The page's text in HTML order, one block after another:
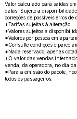
Valor calculado para saídas
datas. Sujeito a
correções de possíveis erros de
*Tarifas sujeitas à alteração;
*Valores sujeitos à
*Valores por pessoa em
*Consulte condições e
*Nada reservado, apenas
*O valor das vendas
venda, da operadora, no dia
*Para a emissão do pacote,
todos os passageiros.